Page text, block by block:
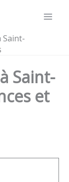
Saint-
Saint-
et